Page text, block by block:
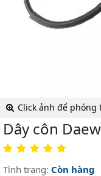
Click ảnh để phóng
Dây côn
Tình trạng: Còn hàng